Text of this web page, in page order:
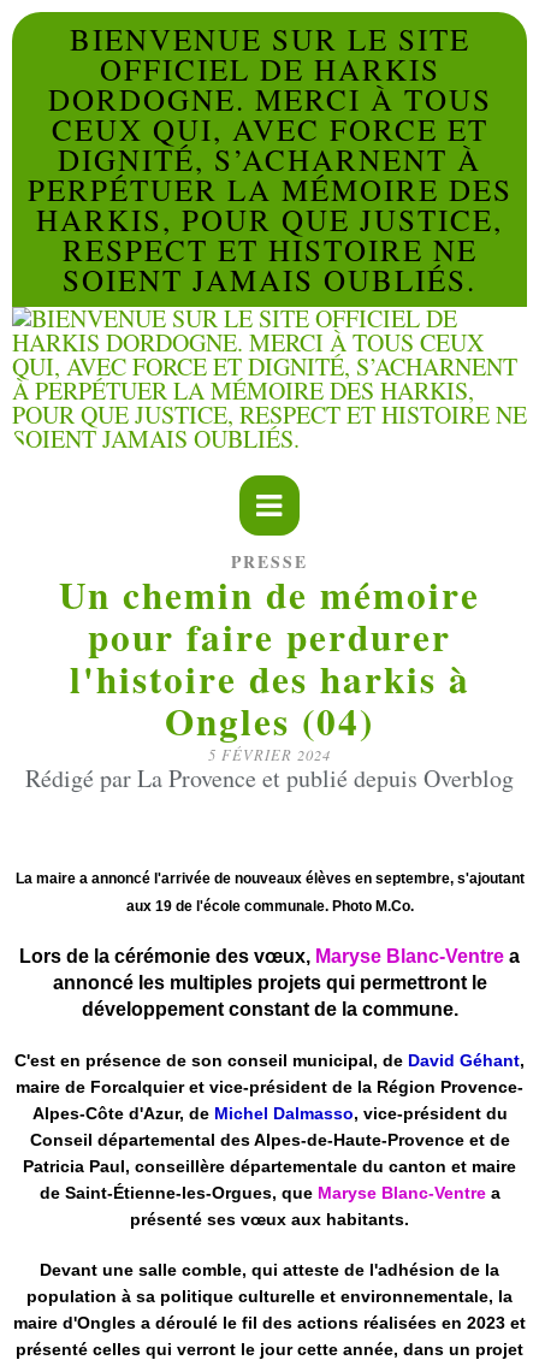
BIENVENUE SUR LE SITE
OFFICIEL DE HARKIS
DORDOGNE. MERCI À TOUS
CEUX QUI, AVEC FORCE ET
DIGNITÉ, S’ACHARNENT À
PERPÉTUER LA MÉMOIRE DES
HARKIS, POUR QUE JUSTICE,
RESPECT ET HISTOIRE NE
SOIENT JAMAIS OUBLIÉS.
PRESSE
Un chemin de mémoire
pour faire perdurer
l'histoire des harkis à
Ongles (04)
5 FÉVRIER 2024
Rédigé par La Provence et publié depuis Overblog
La maire a annoncé l'arrivée de nouveaux élèves en septembre, s'ajoutant
aux 19 de l'école communale. Photo M.Co.
Lors de la cérémonie des vœux, Maryse Blanc-Ventre a
annoncé les multiples projets qui permettront le
développement constant de la commune.
C'est en présence de son conseil municipal, de David Géhant,
maire de Forcalquier et vice-président de la Région Provence-
Alpes-Côte d'Azur, de Michel Dalmasso, vice-président du
Conseil départemental des Alpes-de-Haute-Provence et de
Patricia Paul, conseillère départementale du canton et maire
de Saint-Étienne-les-Orgues, que Maryse Blanc-Ventrea
présenté ses vœux aux habitants.
Devant une salle comble, qui atteste de l'adhésion de la
population à sa politique culturelle et environnementale, la
maire d'Ongles a déroulé le fil des actions réalisées en 2023 et
présenté celles qui verront le jour cette année, dans un projet